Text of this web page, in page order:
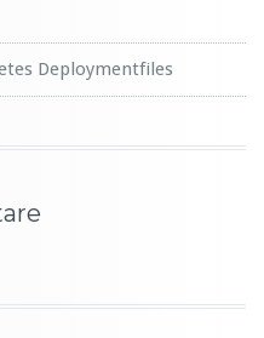
Deploymentfiles